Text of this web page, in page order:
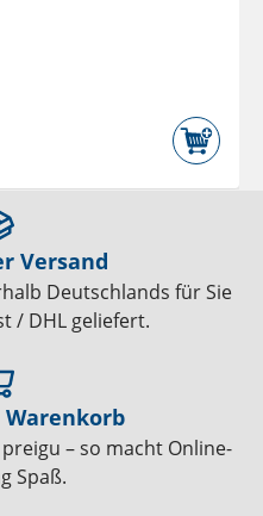
Versand
Deutschlands für Sie
/ DHL geliefert.
– so macht Online-
Spaß.